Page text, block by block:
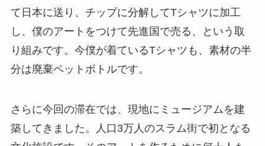
て日本に送り、チップに分解してTシャツに加工
し、僕のアートをつけて先進国で売る、という取
り組みです。今僕が着ているTシャツも、素材の半
分は廃棄ペットボトルです。
さらに今回の滞在では、現地にミュージアムを建
築してきました。人口3万人のスラム街で初となる